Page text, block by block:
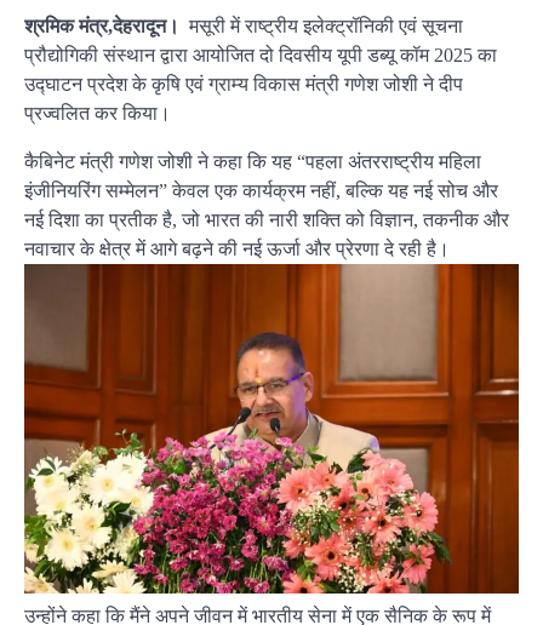
श्रमिक मंत्र,देहरादून। मसूरी में राष्ट्रीय इलेक्ट्रॉनिकी एवं सूचना
प्रौद्योगिकी संस्थान द्वारा आयोजित दो दिवसीय यूपी डब्यू कॉम 2025 का
उद्घाटन प्रदेश के कृषि एवं ग्राम्य विकास मंत्री गणेश जोशी ने दीप
प्रज्वलित कर किया।
कैबिनेट मंत्री गणेश जोशी ने कहा कि यह “पहला अंतरराष्ट्रीय महिला
इंजीनियरिंग सम्मेलन” केवल एक कार्यक्रम नहीं, बल्कि यह नई सोच और
नई दिशा का प्रतीक है, जो भारत की नारी शक्ति को विज्ञान, तकनीक और
नवाचार के क्षेत्र में आगे बढ़ने की नई ऊर्जा और प्रेरणा दे रही है।
उन्होंने कहा कि मैंने अपने जीवन में भारतीय सेना में एक सैनिक के रूप में